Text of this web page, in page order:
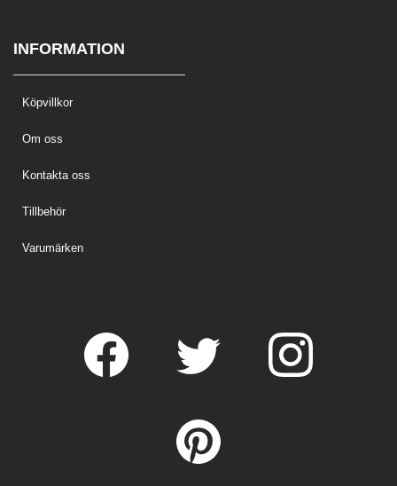
INFORMATION
Köpvillkor
Om oss
Kontakta oss
Tillbehör
Varumärken